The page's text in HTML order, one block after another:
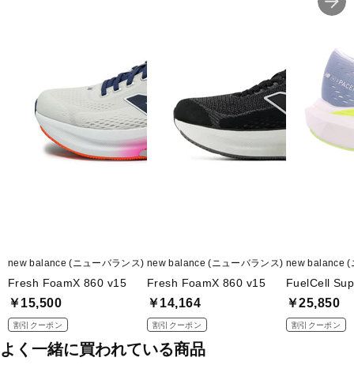
new balance (ニューバランス)
Fresh FoamX 860 v15
￥15,500
割引クーポン
new balance (ニューバランス)
Fresh FoamX 860 v15
￥14,164
割引クーポン
new balance (
FuelCell
￥25,850
割引クーポン
よく一緒に買われている商品